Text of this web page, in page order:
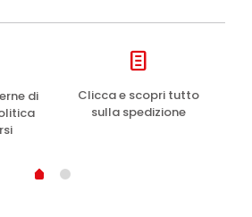
di
Clicca e scopri tutto
sulla spedizione